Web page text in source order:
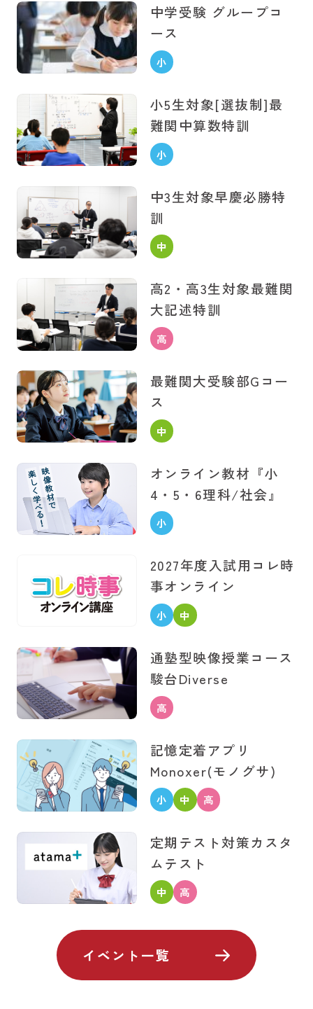
生
中学受験 グループコ
ース
小
生
小5生対象[選抜制]最
難関中算数特訓
小
生
中3生対象早慶必勝特
訓
中
生
高2・高3生対象最難関
大記述特訓
高
生
最難関大受験部Gコー
ス
中
生
オンライン教材 『小
4・5・6理科/社会』
小
生
2027年度入試用 コレ時
事オンライン
小
生
中
生
通塾型映像授業コース
駿台Diverse
高
生
記憶定着アプリ
Monoxer(モノグサ)
小
生
中
生
高
生
定期テスト対策カスタ
ムテスト
中 高
イベント一覧